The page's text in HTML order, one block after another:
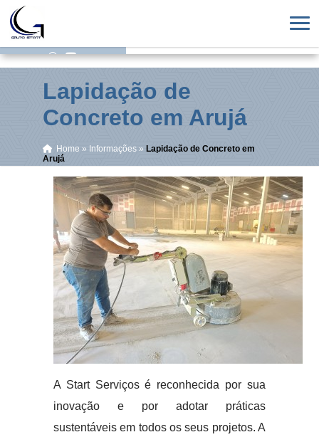
Lapidação de
Concreto em Arujá
Home » Informações » Lapidação de Concreto em
Arujá
A Start Serviços é reconhecida por sua
inovação e por adotar práticas
sustentáveis em todos os seus projetos. A